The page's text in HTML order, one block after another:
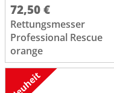
72,50 €
Rettungsmesser
Professional Rescue
orange